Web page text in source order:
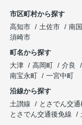
市区町村から探す
高知市
土佐市 南
須崎市
町名から探す
大津
高岡町 介良
南宝永町
一宮中町
沿線から探す
土讃線
とさでん交
とさでん交通後免線